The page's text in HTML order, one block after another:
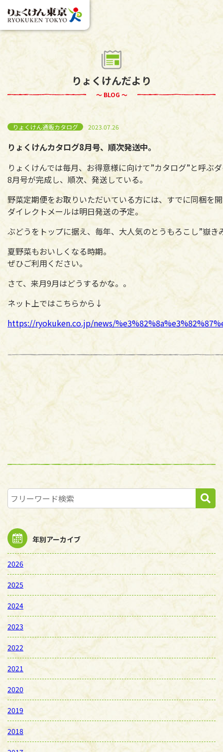
りょくけんだより
～ BLOG ～
りょくけん通販カタログ 2023.07.26
りょくけんカタログ8月号、順次発送中。
りょくけんでは毎月、お得意様に向けて”カタログ”と呼ぶ
8月号が完成し、順次、発送している。
野菜定期便をお取りいただいている方には、すでに同梱を
ダイレクトメールは明日発送の予定。
ぶどうをトップに据え、毎年、大人気のとうもろこし”嶽き
夏野菜もおいしくなる時期。
ぜひご利用ください。
さて、来月9月はどうするかな。。
ネット上ではこちらから↓
https://ryokuken.co.jp/news/
年別アーカイブ
2026
2025
2024
2023
2022
2021
2020
2019
2018